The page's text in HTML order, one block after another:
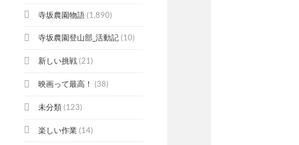
寺坂農園物語 (1,890)
寺坂農園登山部_活動記 (10)
新しい挑戦 (21)
映画って最高！ (38)
未分類 (123)
楽しい作業 (14)